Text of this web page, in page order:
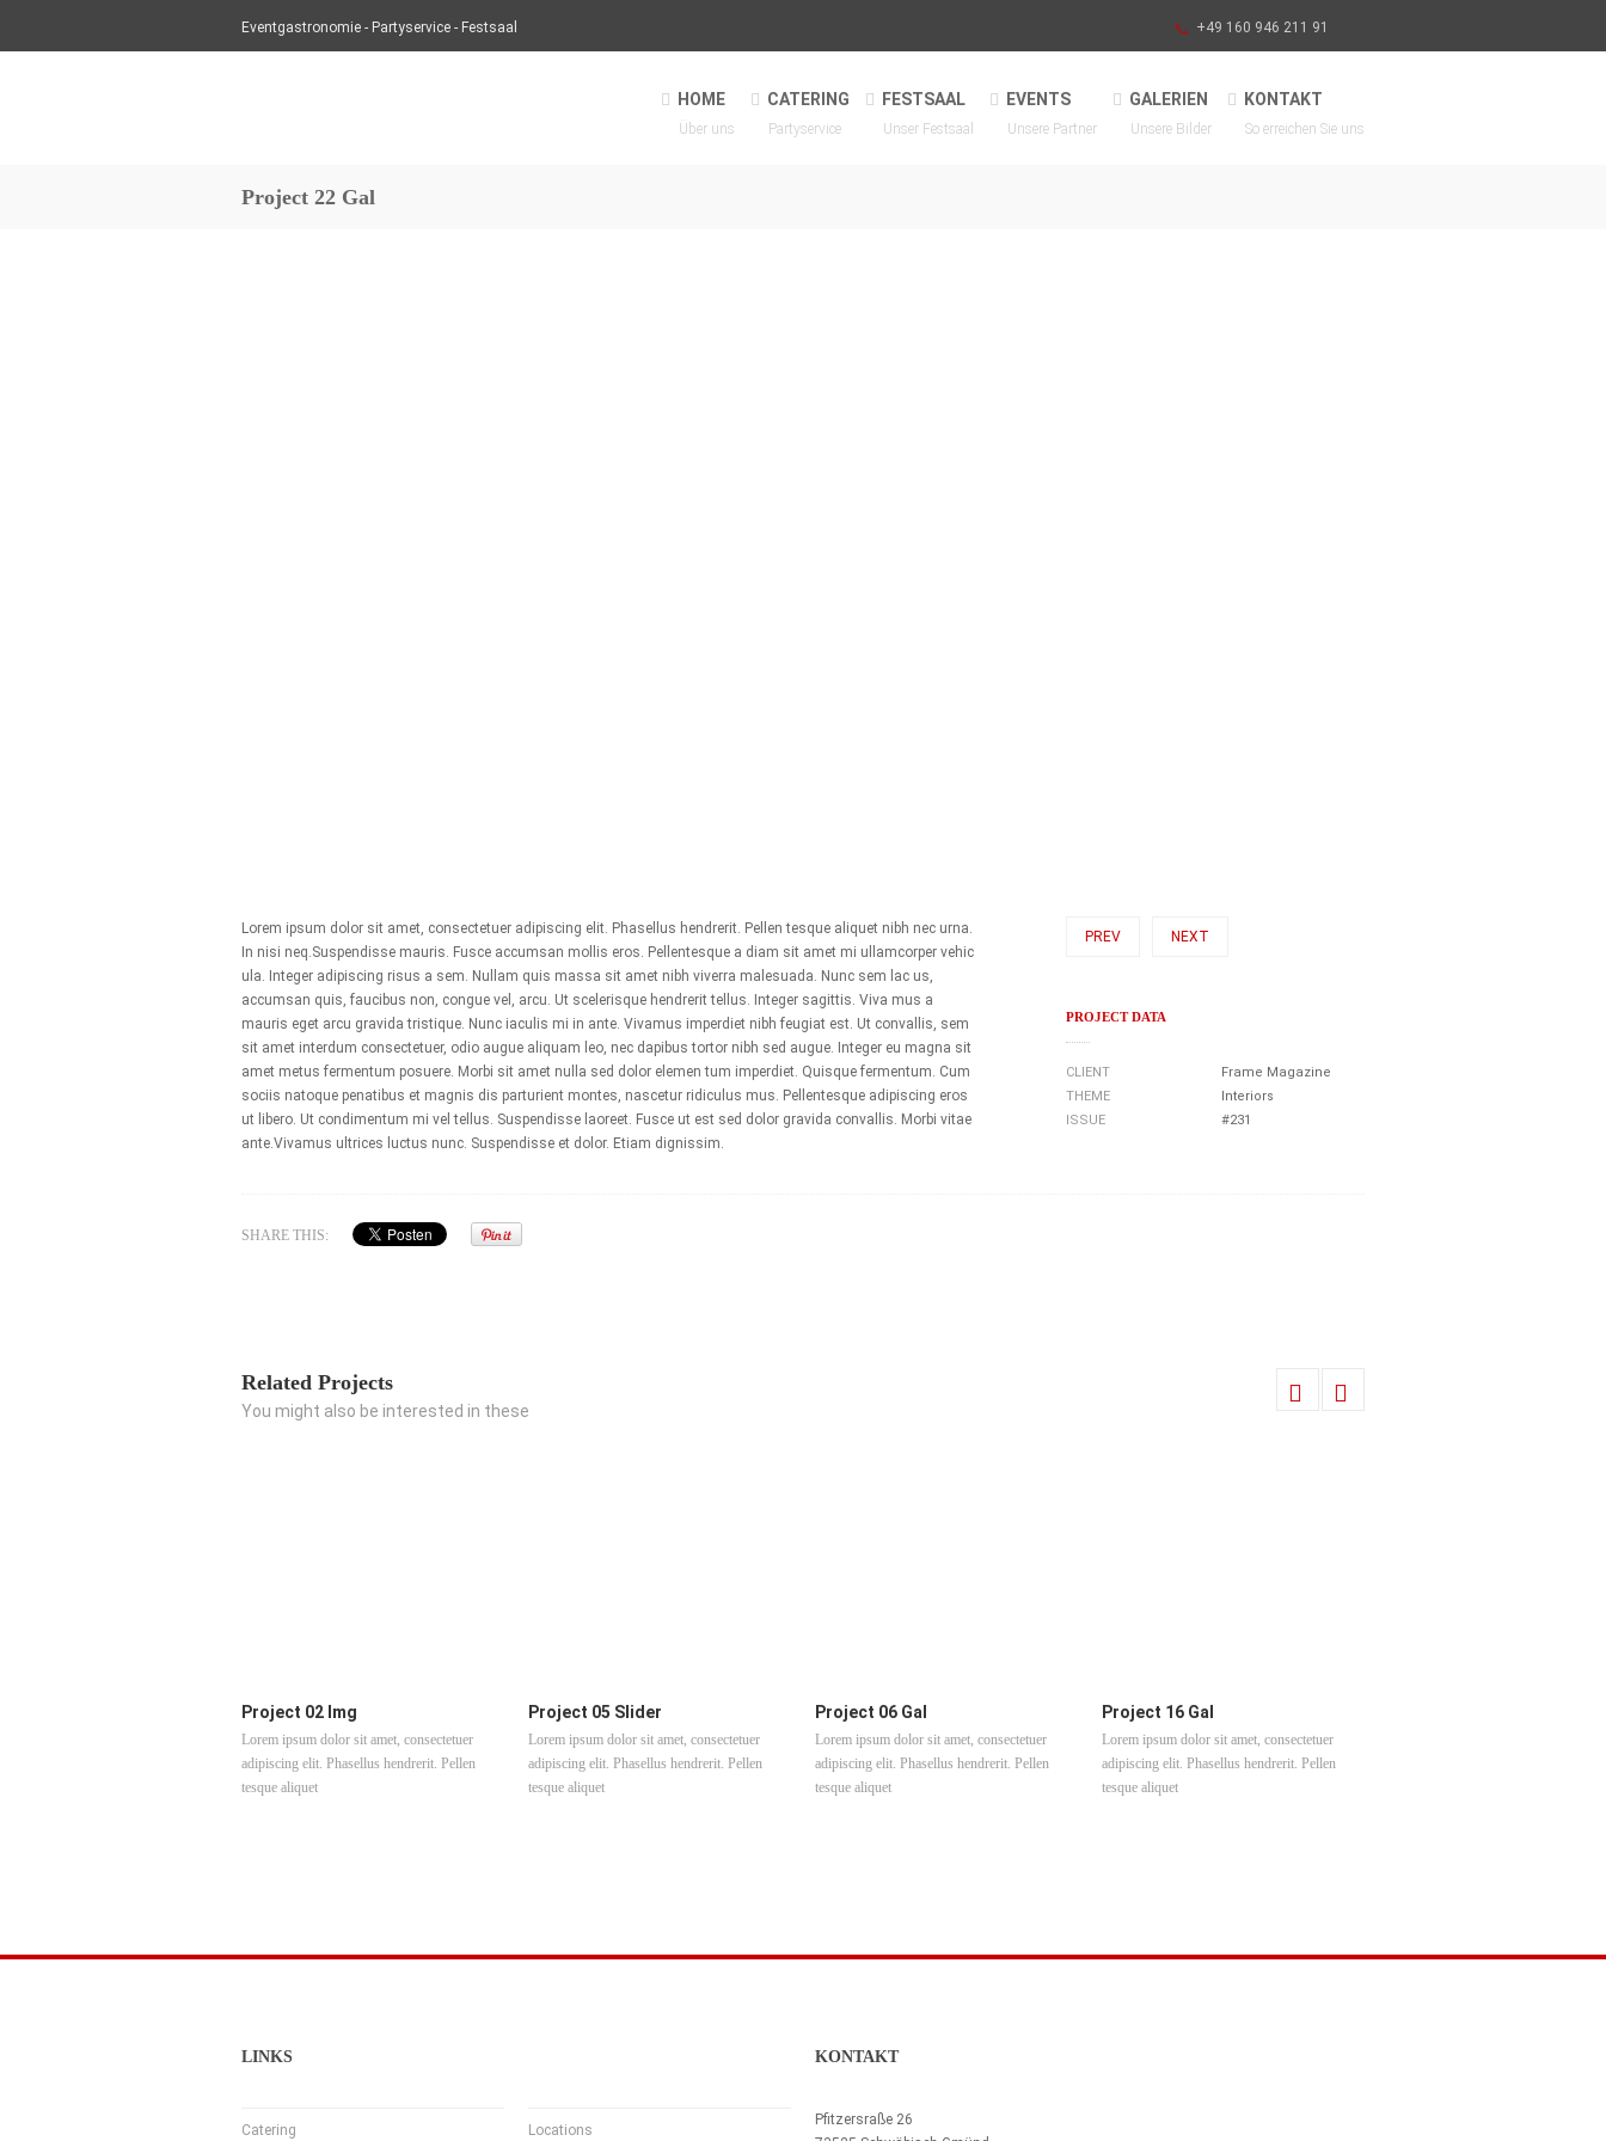
Eventgastronomie - Partyservice - Festsaal +49 160 946 211 91
HOME
Über uns
CATERING
Partyservice
FESTSAAL
Unser Festsaal
EVENTS
Unsere Partner
GALERIEN
Unsere Bilder
KONTAKT
So erreichen Sie uns
Project 22 Gal
Lorem ipsum dolor sit amet, consectetuer adipiscing elit. Phasellus hendrerit. Pellen tesque aliquet nibh nec urna.
In nisi neq.Suspendisse mauris. Fusce accumsan mollis eros. Pellentesque a diam sit amet mi ullamcorper vehic
ula. Integer adipiscing risus a sem. Nullam quis massa sit amet nibh viverra malesuada. Nunc sem lac us,
accumsan quis, faucibus non, congue vel, arcu. Ut scelerisque hendrerit tellus. Integer sagittis. Viva mus a
mauris eget arcu gravida tristique. Nunc iaculis mi in ante. Vivamus imperdiet nibh feugiat est. Ut convallis, sem
sit amet interdum consectetuer, odio augue aliquam leo, nec dapibus tortor nibh sed augue. Integer eu magna sit
amet metus fermentum posuere. Morbi sit amet nulla sed dolor elemen tum imperdiet. Quisque fermentum. Cum
sociis natoque penatibus et magnis dis parturient montes, nascetur ridiculus mus. Pellentesque adipiscing eros
ut libero. Ut condimentum mi vel tellus. Suspendisse laoreet. Fusce ut est sed dolor gravida convallis. Morbi vitae
ante.Vivamus ultrices luctus nunc. Suspendisse et dolor. Etiam dignissim.
PREV NEXT
PROJECT DATA
CLIENT
THEME
ISSUE
Frame Magazine
Interiors
#231
SHARE THIS:
Related Projects
You might also be interested in these
Project 02 Img
Lorem ipsum dolor sit amet, consectetuer
adipiscing elit. Phasellus hendrerit. Pellen
tesque aliquet
Project 05 Slider
Lorem ipsum dolor sit amet, consectetuer
adipiscing elit. Phasellus hendrerit. Pellen
tesque aliquet
Project 06 Gal
Lorem ipsum dolor sit amet, consectetuer
adipiscing elit. Phasellus hendrerit. Pellen
tesque aliquet
Project 16 Gal
Lorem ipsum dolor sit amet, consectetuer
adipiscing elit. Phasellus hendrerit. Pellen
tesque aliquet
LINKS
Catering Locations
KONTAKT
Pfitzersraße 26